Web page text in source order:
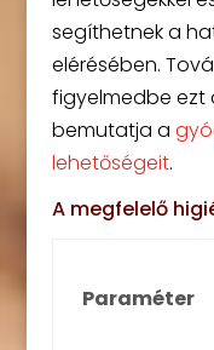
segíthetnek a
elérésében.
figyelmedbe ezt
bemutatja a
lehetőségeit.
A megfelelő
Paraméter